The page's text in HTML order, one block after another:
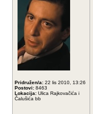
Pridružen/a: 22 lis 2010, 13:26
Postovi: 8463
Lokacija: Ulica Rajkovačića i
Čalušića bb